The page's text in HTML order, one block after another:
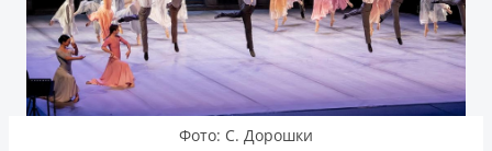
Фото: С. Дорошки